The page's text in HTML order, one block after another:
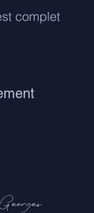
complet